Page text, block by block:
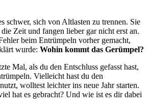
schwer, sich von Altlasten zu trennen. Sie
Zeit und fangen lieber gar nicht erst an.
beim Entrümpeln vorher gemacht,
wurde: Wohin kommt das Gerümpel?
Mal, als du den Entschluss gefasst hast,
Vielleicht hast du den
wolltest leichter ins neue Jahr starten.
hat es gebracht? Und wie ist es dir dabei